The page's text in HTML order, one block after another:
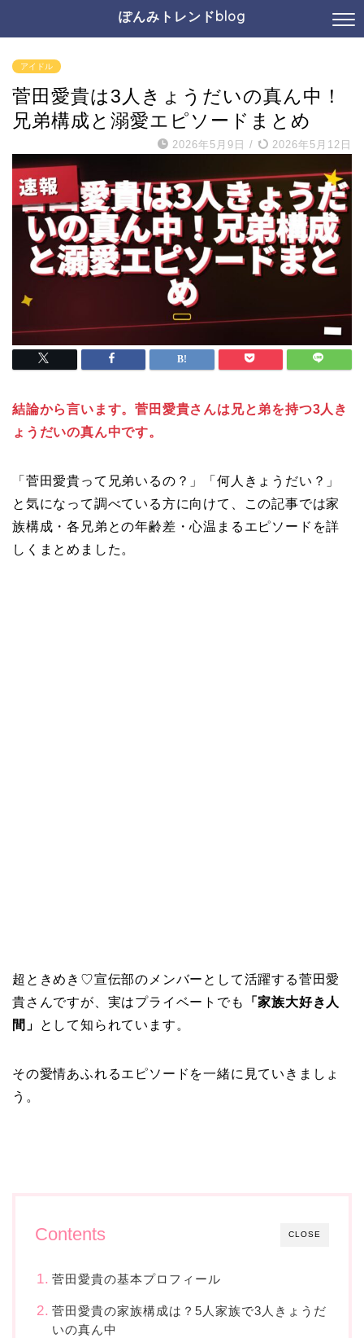
ぽんみトレンドblog
アイドル
菅田愛貴は3人きょうだいの真ん中！
兄弟構成と溺愛エピソードまとめ
2026年5月9日 / 2026年5月12日
結論から言います。菅田愛貴さんは兄と弟を持つ3人き
ょうだいの真ん中です。
「菅田愛貴って兄弟いるの？」「何人きょうだい？」
と気になって調べている方に向けて、この記事では家
族構成・各兄弟との年齢差・心温まるエピソードを詳
しくまとめました。
超ときめき♡宣伝部のメンバーとして活躍する菅田愛
貴さんですが、実はプライベートでも
「家族大好き人
間」
として知られています。
その愛情あふれるエピソードを一緒に見ていきましょ
う。
CLOSE
Contents
菅田愛貴の基本プロフィール
菅田愛貴の家族構成は？5人家族で3人きょうだ
いの真ん中